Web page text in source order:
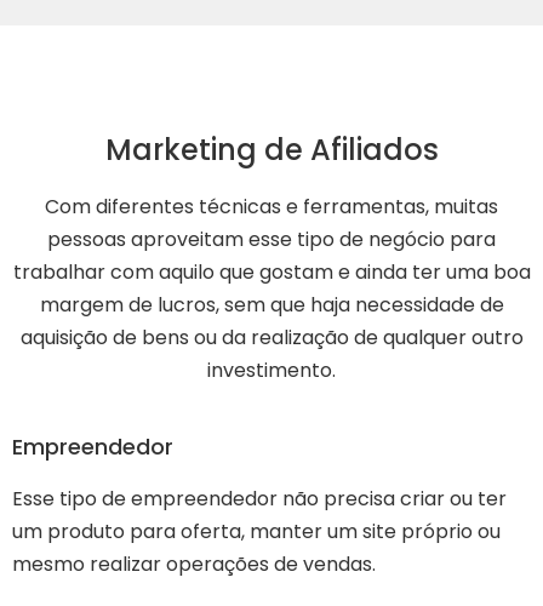
Marketing de Afiliados
Com diferentes técnicas e ferramentas, muitas
pessoas aproveitam esse tipo de negócio para
trabalhar com aquilo que gostam e ainda ter uma boa
margem de lucros, sem que haja necessidade de
aquisição de bens ou da realização de qualquer outro
investimento.
Empreendedor
Esse tipo de empreendedor não precisa criar ou ter
um produto para oferta, manter um site próprio ou
mesmo realizar operações de vendas.